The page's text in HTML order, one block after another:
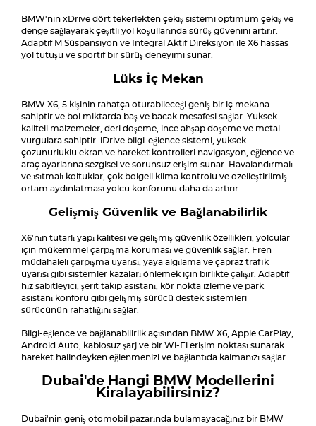
BMW'nin xDrive dört tekerlekten çekiş sistemi optimum çekiş ve
denge sağlayarak çeşitli yol koşullarında sürüş güvenini artırır.
Adaptif M Süspansiyon ve Integral Aktif Direksiyon ile X6 hassas
yol tutuşu ve sportif bir sürüş deneyimi sunar.
Lüks İç Mekan
BMW X6, 5 kişinin rahatça oturabileceği geniş bir iç mekana
sahiptir ve bol miktarda baş ve bacak mesafesi sağlar. Yüksek
kaliteli malzemeler, deri döşeme, ince ahşap döşeme ve metal
vurgulara sahiptir. iDrive bilgi-eğlence sistemi, yüksek
çözünürlüklü ekran ve hareket kontrolleri navigasyon, eğlence ve
araç ayarlarına sezgisel ve sorunsuz erişim sunar. Havalandırmalı
ve ısıtmalı koltuklar, çok bölgeli klima kontrolü ve özelleştirilmiş
ortam aydınlatması yolcu konforunu daha da artırır.
Gelişmiş Güvenlik ve Bağlanabilirlik
X6'nın tutarlı yapı kalitesi ve gelişmiş güvenlik özellikleri, yolcular
için mükemmel çarpışma koruması ve güvenlik sağlar. Fren
müdahaleli çarpışma uyarısı, yaya algılama ve çapraz trafik
uyarısı gibi sistemler kazaları önlemek için birlikte çalışır. Adaptif
hız sabitleyici, şerit takip asistanı, kör nokta izleme ve park
asistanı konforu gibi gelişmiş sürücü destek sistemleri
sürücünün rahatlığını sağlar.
Bilgi-eğlence ve bağlanabilirlik açısından BMW X6, Apple CarPlay,
Android Auto, kablosuz şarj ve bir Wi-Fi erişim noktası sunarak
hareket halindeyken eğlenmenizi ve bağlantıda kalmanızı sağlar.
Dubai'de Hangi BMW Modellerini
Kiralayabilirsiniz?
Dubai'nin geniş otomobil pazarında bulamayacağınız bir BMW